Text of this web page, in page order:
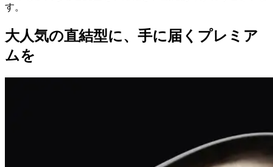
す。
大人気の直結型に、手に届くプレミア
ムを